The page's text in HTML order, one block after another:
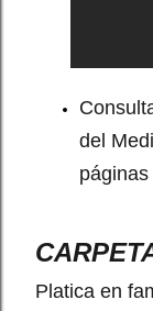
del
Platica en